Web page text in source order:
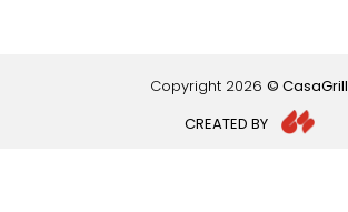
Copyright 2026 © CasaGrill
CREATED BY